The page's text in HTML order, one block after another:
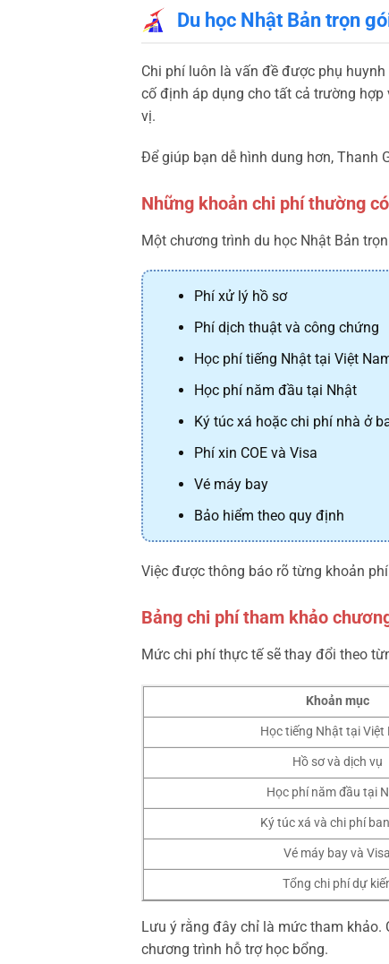
Du học Nhật Bản trọn
Chi phí luôn là vấn đề được phụ
cố định áp dụng cho tất cả trường
vị.
Để giúp bạn dễ hình dung hơn, Thanh
Những khoản chi phí thường
Một chương trình du học Nhật Bản
Phí xử lý hồ sơ
Phí dịch thuật và công chứng
Học phí tiếng Nhật tại Việt
Học phí năm đầu tại Nhật
Ký túc xá hoặc chi phí nhà ở
Phí xin COE và Visa
Vé máy bay
Bảo hiểm theo quy định
Việc được thông báo rõ từng khoản
Bảng chi phí tham khảo
Mức chi phí thực tế sẽ thay đổi theo
Khoản mục
Học tiếng Nhật tại Việt
Hồ sơ và dịch vụ
Học phí năm đầu tại
Ký túc xá và chi phí
Vé máy bay và Visa
Tổng chi phí dự
Lưu ý rằng đây chỉ là mức tham khảo.
chương trình hỗ trợ học bổng.